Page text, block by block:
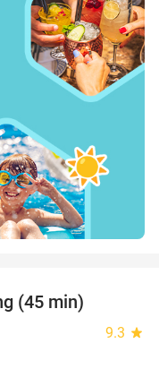
(45 min)
9.3 star